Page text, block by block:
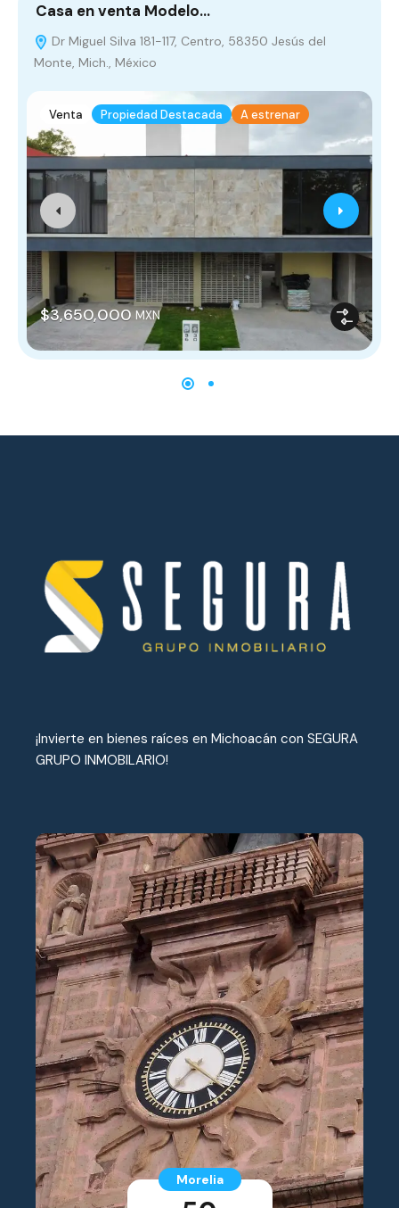
Casa en venta Modelo…
Dr Miguel Silva 181-117, Centro, 58350 Jesús del
Monte, Mich., México
Venta Propiedad Destacada A estrenar
$3,650,000 MXN
¡Invierte en bienes raíces en Michoacán con SEGURA
GRUPO INMOBILARIO!
Morelia